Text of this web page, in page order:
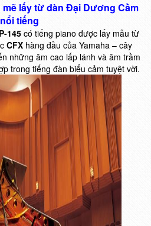
lấy từ đàn Đại Dương Cầm
tiếng
145có tiếng piano được lấy mẫu từ
CFX hàng đầu của Yamaha – cây
những âm cao lấp lánh và âm trầm
trong tiếng đàn biểu cảm tuyệt vời.